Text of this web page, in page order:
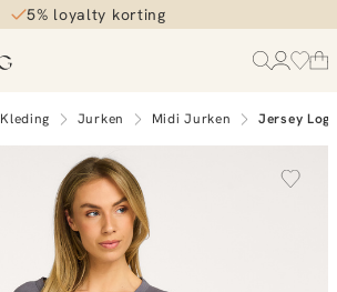
5% loyalty korting
Kleding Jurken Midi Jurken Jersey